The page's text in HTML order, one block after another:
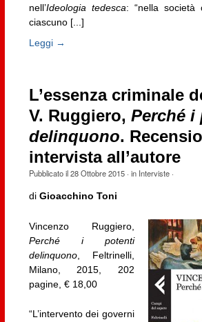
nell’Ideologia tedesca: “nella società
ciascuno [...]
Leggi →
L’essenza criminale
V. Ruggiero, Perché i
delinquono.
intervista all’autore
Pubblicato il28 Ottobre 2015· in Interviste·
di Gioacchino Toni
Vincenzo Ruggiero,
Perché i potenti
delinquono, Feltrinelli,
Milano, 2015, 202
pagine, € 18,00
“L’intervento dei governi